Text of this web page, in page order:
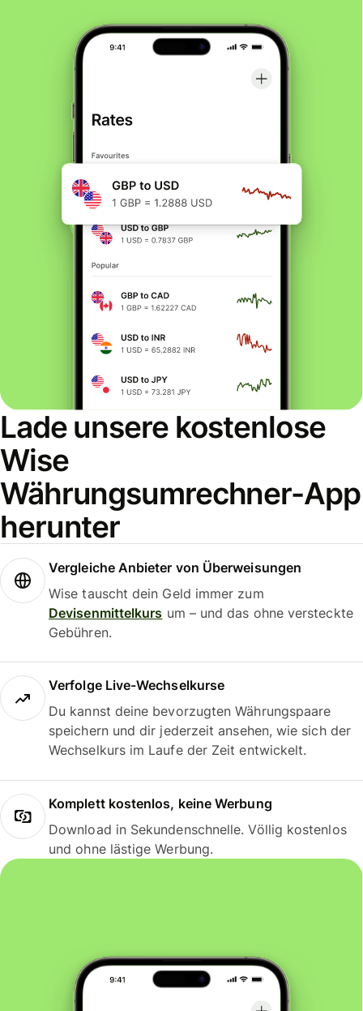
Lade unsere kostenlose
Wise
Währungsumrechner-App
herunter
Vergleiche Anbieter von Überweisungen
Wise tauscht dein Geld immer zum
Devisenmittelkurs um – und das ohne versteckte
Gebühren.
Verfolge Live-Wechselkurse
Du kannst deine bevorzugten Währungspaare
speichern und dir jederzeit ansehen, wie sich der
Wechselkurs im Laufe der Zeit entwickelt.
Komplett kostenlos, keine Werbung
Download in Sekundenschnelle. Völlig kostenlos
und ohne lästige Werbung.